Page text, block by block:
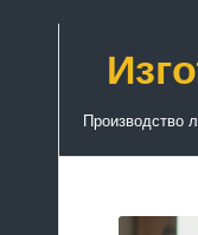
Производство